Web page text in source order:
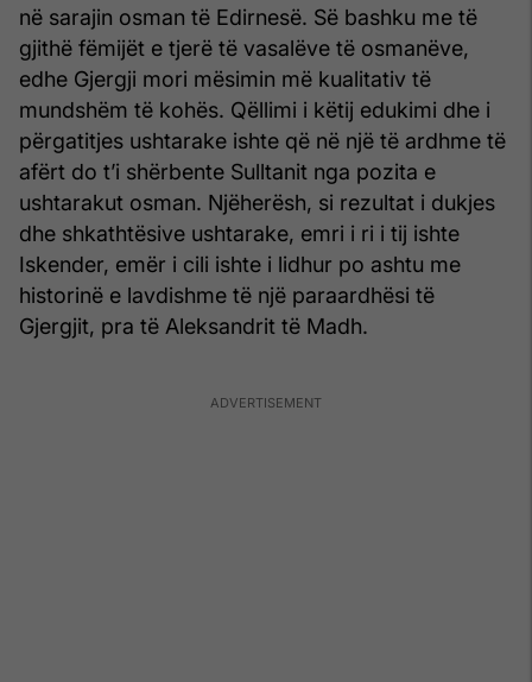
në sarajin osman të Edirnesë. Së bashku me të
gjithë fëmijët e tjerë të vasalëve të osmanëve,
edhe Gjergji mori mësimin më kualitativ të
mundshëm të kohës. Qëllimi i këtij edukimi dhe i
përgatitjes ushtarake ishte që në një të ardhme të
afërt do t’i shërbente Sulltanit nga pozita e
ushtarakut osman. Njëherësh, si rezultat i dukjes
dhe shkathtësive ushtarake, emri i ri i tij ishte
Iskender, emër i cili ishte i lidhur po ashtu me
historinë e lavdishme të një paraardhësi të
Gjergjit, pra të Aleksandrit të Madh.